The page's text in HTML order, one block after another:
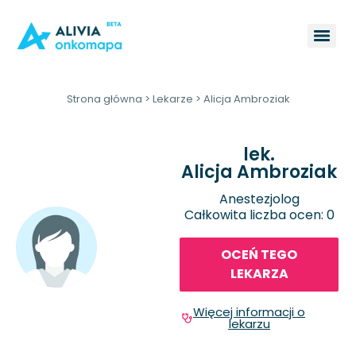
Strona główna > Lekarze > Alicja Ambroziak
lek.
Alicja Ambroziak
Anestezjolog
Całkowita liczba ocen: 0
OCEŃ TEGO
LEKARZA
Więcej informacji o
lekarzu